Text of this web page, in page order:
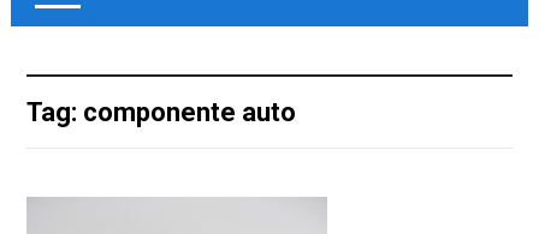
Tag: componente auto